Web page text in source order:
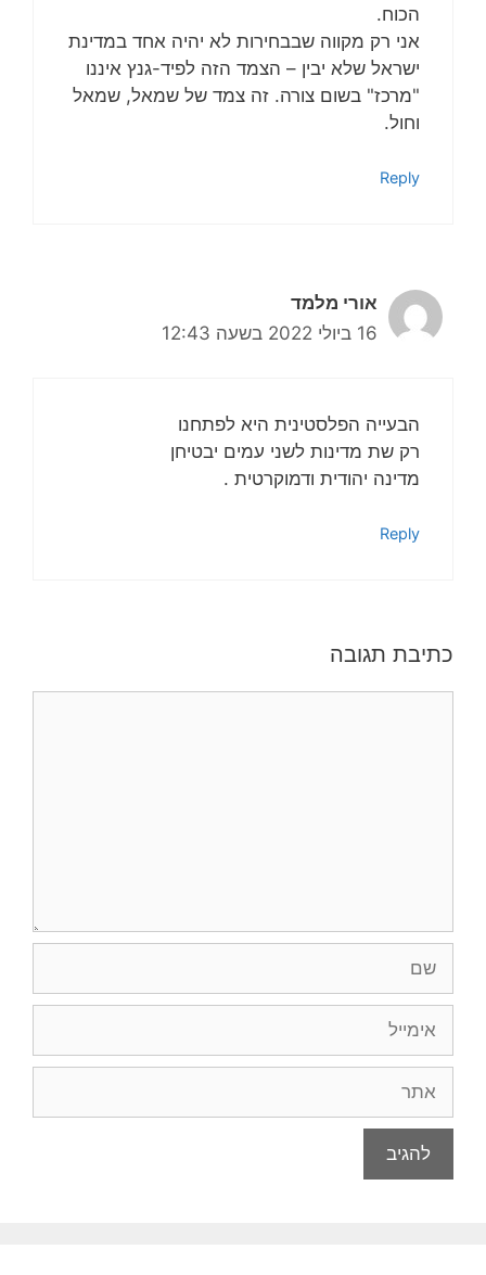
הכוח.
אני רק מקווה שבבחירות לא יהיה אחד במדינת
ישראל שלא יבין – הצמד הזה לפיד-גנץ איננו
"מרכז" בשום צורה. זה צמד של שמאל, שמאל
וחול.
Reply
אורי מלמד
16 ביולי 2022 בשעה 12:43
הבעייה הפלסטינית היא לפתחנו
רק שת מדינות לשני עמים יבטיחן
מדינה יהודית ודמוקרטית .
Reply
כתיבת תגובה